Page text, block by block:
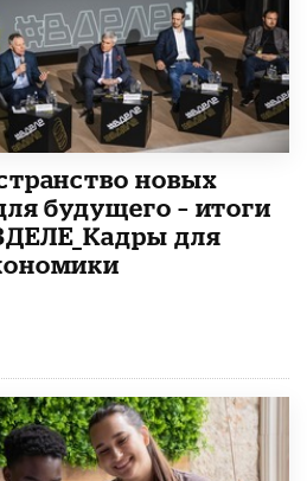
новых
будущего – итоги
для